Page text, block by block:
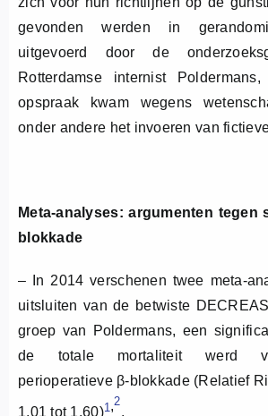
gevonden werden in
uitgevoerd door de
Rotterdamse internist
opspraak kwam wegens
onder andere het invoeren van
Meta-analyses: argumenten tegen
blokkade
– In 2014 verschenen twee meta-
uitsluiten van de betwiste
groep van Poldermans, een
de totale mortaliteit werd
perioperatieve β-blokkade (Relatief
1,01 tot 1,60)1,2
.